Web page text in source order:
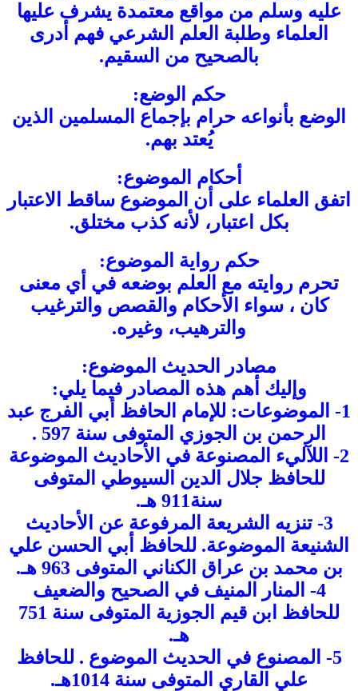
عليه وسلم من مواقع معتمدة يشرف عليها
العلماء وطلبة العلم الشرعي فهم أدرى
بالصحيح من السقيم.
حكم الوضع:
الوضع بأنواعه حرام بإجماع المسلمين الذين
يُعتد بهم.
أحكام الموضوع:
اتفق العلماء على أن الموضوع ساقط الاعتبار
بكل اعتبار، لأنه كذب مختلق.
حكم رواية الموضوع:
تحرم روايته مع العلم بوضعه في أي معنى
كان ، سواء الأحكام والقصص والترغيب
والترهيب، وغيره.
مصادر الحديث الموضوع:
وإليك أهم هذه المصادر فيما يلي:
1- الموضوعات: للإمام الحافظ أبي الفرج عبد
الرحمن بن الجوزي المتوفى سنة 597 .
2- اللآليء المصنوعة في الأحاديث الموضوعة
للحافظ جلال الدين السيوطي المتوفى
سنة911 هـ.
3- تنزيه الشريعة المرفوعة عن الأحاديث
الشنيعة الموضوعة. للحافظ أبي الحسن علي
بن محمد بن عراق الكناني المتوفى 963 هـ.
4- المنار المنيف في الصحيح والضعيف
للحافظ ابن قيم الجوزية المتوفى سنة 751
هـ.
5- المصنوع في الحديث الموضوع . للحافظ
علي القاري المتوفى سنة 1014هـ.